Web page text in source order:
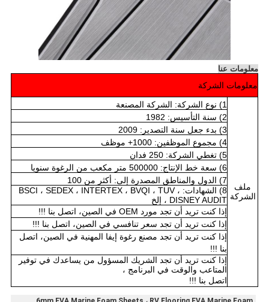
معلومات عنا
معلومات الشركة
ملف
الشركة
1) نوع الشركة: الشركة المصنعة
2) سنة التأسيس: 1982
3) بدء جعل سنة التصدير: 2009
4) مجموع الموظفين: 1000+ موظف
5) تغطي الشركة: 250 فدان
6) سعة خط الإنتاج: 500000 متر مكعب من الرغوة سنويا
7) الدول والمناطق المصدرة إلى: أكثر من 100
8) الشهادات: BSCI ، SEDEX ، INTERTEX ، BVQI ، TUV ،
DISNEY AUDIT ، إلخ
إذا كنت تريد أن تجد مورد OEM في الصين، اتصل بنا !!!
إذا كنت تريد أن تجد سعر تنافسي في الصين، اتصل بنا !!!
إذا كنت تريد أن تجد مصنع رغوة إيفا المهنية في الصين، اتصل
بنا !!!
إذا كنت تريد أن تجد الشريك المسؤول من يساعدك في توفير
المتاعب والوقت في البرنامج ،
اتصل بنا !!!